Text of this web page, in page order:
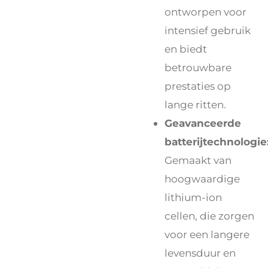
ontworpen voor
intensief gebruik
en biedt
betrouwbare
prestaties op
lange ritten.
Geavanceerde
Gemaakt van
hoogwaardige
lithium-ion
cellen, die zorgen
voor een langere
levensduur en